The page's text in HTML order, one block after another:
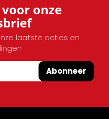
onze
laatste acties en
Abonneer